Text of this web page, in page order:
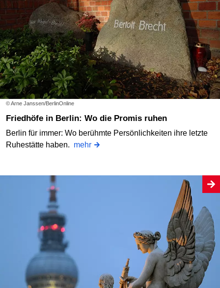
© Arne Janssen/BerlinOnline
Friedhöfe in Berlin: Wo die Promis ruhen
Berlin für immer: Wo berühmte Persönlichkeiten ihre letzte
Ruhestätte haben. mehr